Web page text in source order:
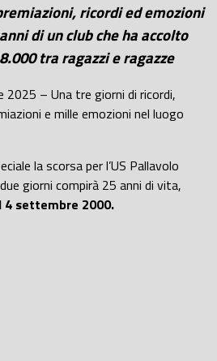
ricordi ed emozioni
di un club che ha accolto
tra ragazzi e ragazze
2025 – Una tre giorni di ricordi,
e mille emozioni nel luogo
la scorsa per l’US Pallavolo
giorni compirà 25 anni di vita,
settembre 2000.